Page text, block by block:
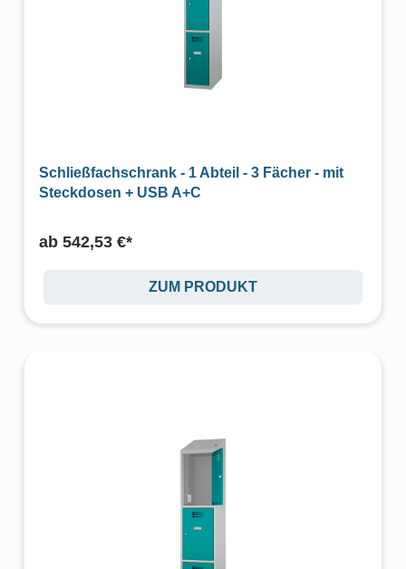
Schließfachschrank - 1 Abteil - 3 Fächer - mit
Steckdosen + USB A+C
ab 542,53 €*
ZUM PRODUKT